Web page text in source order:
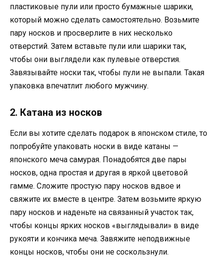
пластиковые пули или просто бумажные шарики,
который можно сделать самостоятельно. Возьмите
пару носков и просверлите в них несколько
отверстий. Затем вставьте пули или шарики так,
чтобы они выглядели как пулевые отверстия.
Завязывайте носки так, чтобы пули не выпали. Такая
упаковка впечатлит любого мужчину.
2. Катана из носков
Если вы хотите сделать подарок в японском стиле, то
попробуйте упаковать носки в виде катаны —
японского меча самурая. Понадобятся две пары
носков, одна простая и другая в яркой цветовой
гамме. Сложите простую пару носков вдвое и
свяжите их вместе в центре. Затем возьмите яркую
пару носков и наденьте на связанный участок так,
чтобы концы ярких носков «выглядывали» в виде
рукояти и кончика меча. Завяжите неподвижные
концы носков, чтобы они не соскользнули.